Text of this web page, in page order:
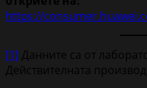
https://
[1] Данните са от
Действителната